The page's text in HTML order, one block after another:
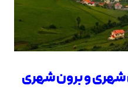
شهری و برون شهری